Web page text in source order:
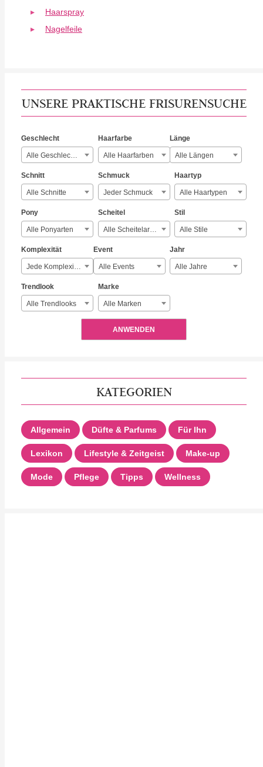
Haarspray
Nagelfeile
UNSERE PRAKTISCHE FRISURENSUCHE
Geschlecht
Alle Geschlechter
Haarfarbe
Alle Haarfarben
Länge
Alle Längen
Schnitt
Alle Schnitte
Schmuck
Jeder Schmuck
Haartyp
Alle Haartypen
Pony
Alle Ponyarten
Scheitel
Alle Scheitelarten
Stil
Alle Stile
Komplexität
Jede Komplexität
Event
Alle Events
Jahr
Alle Jahre
Trendlook
Alle Trendlooks
Marke
Alle Marken
ANWENDEN
KATEGORIEN
Allgemein Düfte & Parfums Für Ihn
Lexikon Lifestyle & Zeitgeist Make-up
Mode Pflege Tipps Wellness